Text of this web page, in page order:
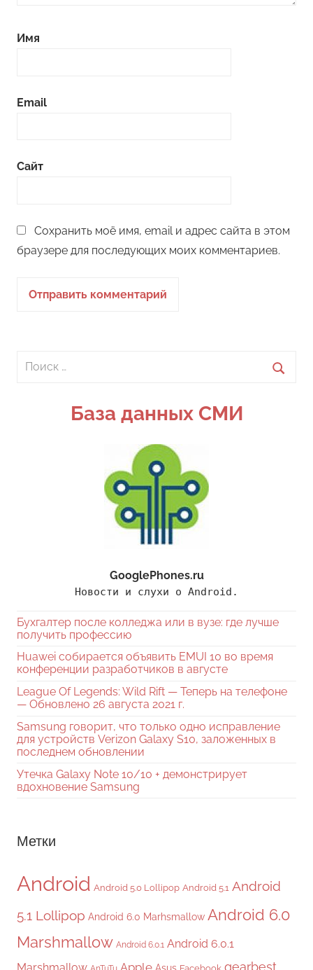
Имя
Email
Сайт
Сохранить моё имя, email и адрес сайта в этом
браузере для последующих моих комментариев.
Поиск
База данных СМИ
GooglePhones.ru
Новости и слухи о Android.
Бухгалтер после колледжа или в вузе: где лучше
получить профессию
Huawei собирается объявить EMUI 10 во время
конференции разработчиков в августе
League Of Legends: Wild Rift — Теперь на телефоне
— Обновлено 26 августа 2021 г.
Samsung говорит, что только одно исправление
для устройств Verizon Galaxy S10, заложенных в
последнем обновлении
Утечка Galaxy Note 10/10 + демонстрирует
вдохновение Samsung
Метки
Android Android 5.0 Lollipop Android 5.1 Android
5.1 Lollipop Android 6.0 Marhsmallow Android 6.0
Marshmallow Android 6.0.1 Android 6.0.1
gearbest